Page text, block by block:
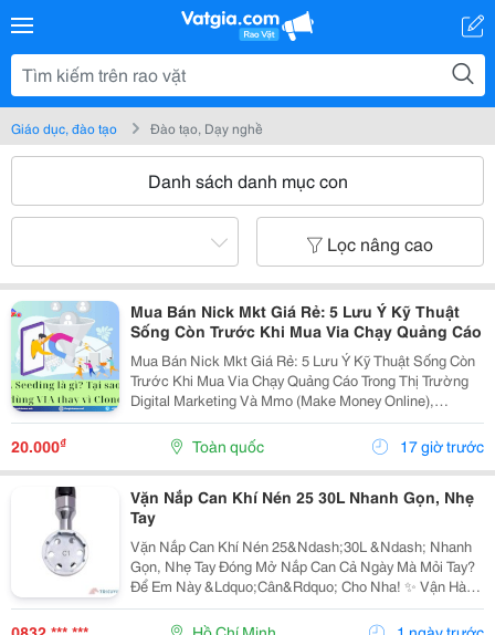
Giáo dục, đào tạo Đào tạo, Dạy nghề
Danh sách danh mục con
Lọc nâng cao
Mua Bán Nick Mkt Giá Rẻ: 5 Lưu Ý Kỹ Thuật
Sống Còn Trước Khi Mua Via Chạy Quảng Cáo
Mua Bán Nick Mkt Giá Rẻ: 5 Lưu Ý Kỹ Thuật Sống Còn
Trước Khi Mua Via Chạy Quảng Cáo Trong Thị Trường
Digital Marketing Và Mmo (Make Money Online),
Facebook Ads Vẫn Luôn Là Kênh Mang Lại Lượng
Khách Hàng Tiềm Năng Và Dòng Doanh Thu Đột Phá.
Để Vận...
20.000₫ Toàn quốc 17 giờ trước
Vặn Nắp Can Khí Nén 25 30L Nhanh Gọn, Nhẹ
Tay
Vặn Nắp Can Khí Nén 25&Ndash;30L &Ndash; Nhanh
Gọn, Nhẹ Tay Đóng Mở Nắp Can Cả Ngày Mà Mỏi Tay?
Để Em Này &Ldquo;Cân&Rdquo; Cho Nha! ✨ Vận Hành
Bằng Khí Nén &Ndash; Thao Tác Nhanh, Nhẹ Nhàng
Lực Xoắn Mạnh &Ndash; Siết/Mở Nắp Dễ Dàng Đầu